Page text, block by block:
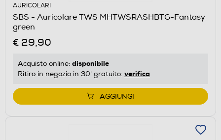
AURICOLARI
SBS - Auricolare TWS MHTWSRASHBTG-Fantasy
green
€ 29,90
Acquisto online: disponibile
Ritiro in negozio in 30' gratuito: verifica
AGGIUNGI